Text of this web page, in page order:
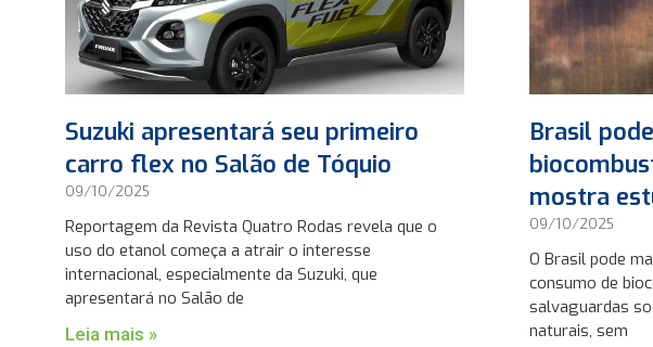
Suzuki apresentará seu primeiro
carro flex no Salão de Tóquio
09/10/2025
Reportagem da Revista Quatro Rodas revela que o
uso do etanol começa a atrair o interesse
internacional, especialmente da Suzuki, que
apresentará no Salão de
Leia mais »
Brasil
mostra
09/10/2025
O Brasil pode
consumo de
salvaguardas
naturais, sem